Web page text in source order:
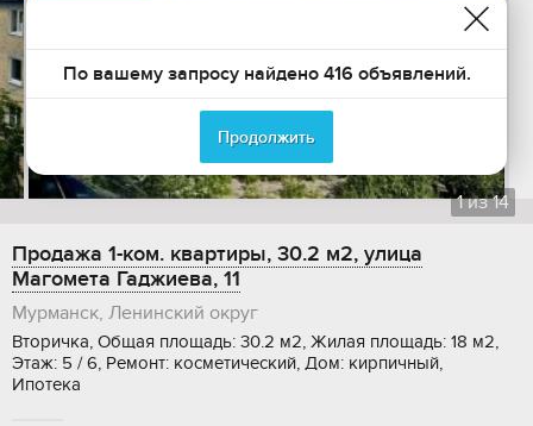
1из14
Продажа 1-ком. квартиры, 30.2 м2, улица
Магомета Гаджиева, 11
Мурманск, Ленинский округ
Вторичка, Общая площадь: 30.2 м2, Жилая площадь: 18 м2,
Этаж: 5 / 6, Ремонт: косметический, Дом: кирпичный,
Ипотека
По вашему запросу найдено 416 объявлений.
Продолжить